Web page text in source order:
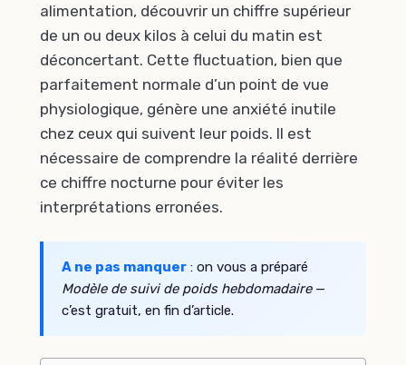
alimentation, découvrir un chiffre supérieur
de un ou deux kilos à celui du matin est
déconcertant. Cette fluctuation, bien que
parfaitement normale d’un point de vue
physiologique, génère une anxiété inutile
chez ceux qui suivent leur poids. Il est
nécessaire de comprendre la réalité derrière
ce chiffre nocturne pour éviter les
interprétations erronées.
A ne pas manquer : on vous a préparé
Modèle de suivi de poids hebdomadaire—
c’est gratuit, en fin d’article.